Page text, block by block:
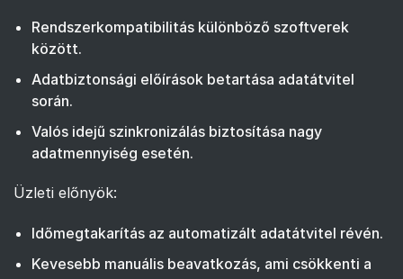
Rendszerkompatibilitás különböző szoftverek
között.
Adatbiztonsági előírások betartása adatátvitel
során.
Valós idejű szinkronizálás biztosítása nagy
adatmennyiség esetén.
Üzleti előnyök:
Időmegtakarítás az automatizált adatátvitel révén.
Kevesebb manuális beavatkozás, ami csökkenti a